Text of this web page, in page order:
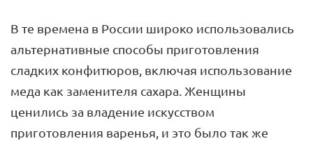
В те времена в России широко использовались
альтернативные способы приготовления
сладких конфитюров, включая использование
меда как заменителя сахара. Женщины
ценились за владение искусством
приготовления варенья, и это было так же